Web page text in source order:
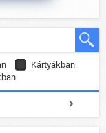
Kártyákban